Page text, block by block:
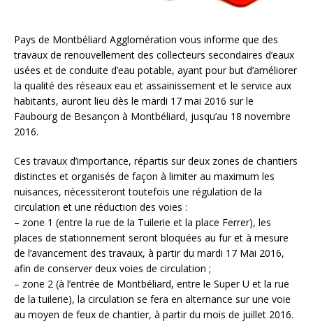
Pays de Montbéliard Agglomération vous informe que des
travaux de renouvellement des collecteurs secondaires d’eaux
usées et de conduite d’eau potable, ayant pour but d’améliorer
la qualité des réseaux eau et assainissement et le service aux
habitants, auront lieu dès le mardi 17 mai 2016 sur le
Faubourg de Besançon à Montbéliard, jusqu’au 18 novembre
2016.
Ces travaux d’importance, répartis sur deux zones de chantiers
distinctes et organisés de façon à limiter au maximum les
nuisances, nécessiteront toutefois une régulation de la
circulation et une réduction des voies :
– zone 1 (entre la rue de la Tuilerie et la place Ferrer), les
places de stationnement seront bloquées au fur et à mesure
de l’avancement des travaux, à partir du mardi 17 Mai 2016,
afin de conserver deux voies de circulation ;
– zone 2 (à l’entrée de Montbéliard, entre le Super U et la rue
de la tuilerie), la circulation se fera en alternance sur une voie
au moyen de feux de chantier, à partir du mois de juillet 2016.